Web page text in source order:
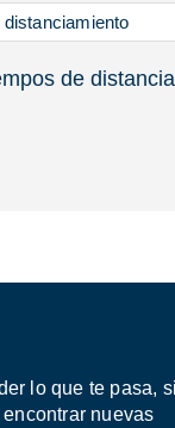
de
lo que te pasa,
nuevas